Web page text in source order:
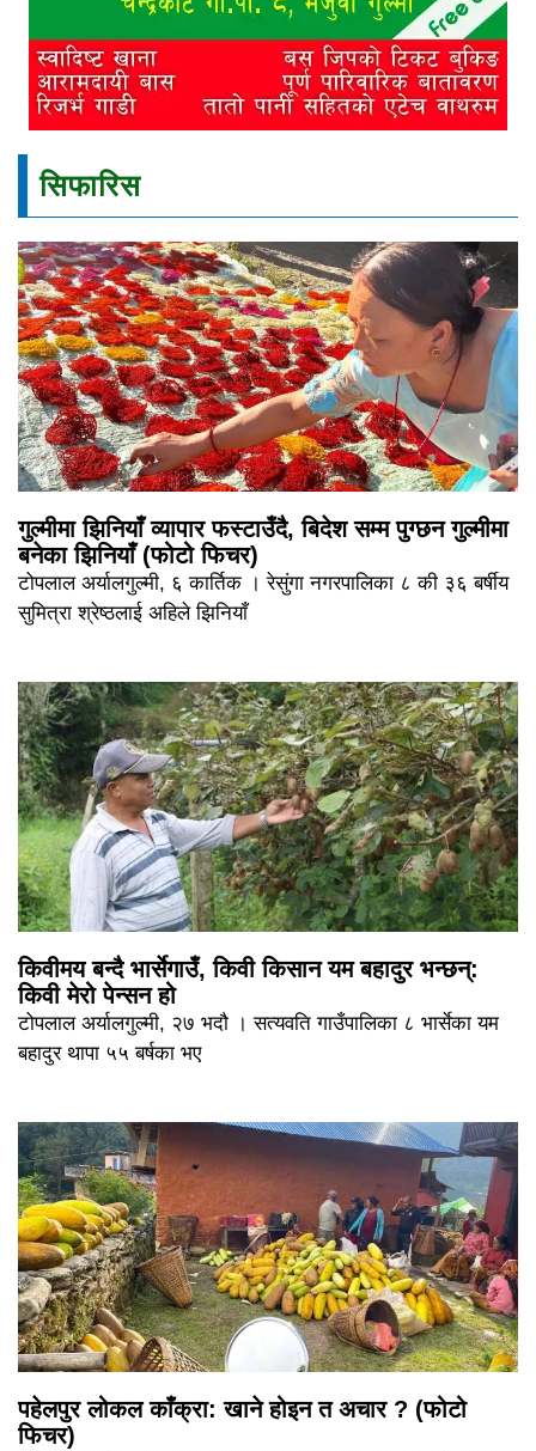
सिफारिस
गुल्मीमा झिनियाँ व्यापार फस्टाउँदै, बिदेश सम्म पुग्छन गुल्मीमा
बनेका झिनियाँ (फोटो फिचर)
टोपलाल अर्यालगुल्मी, ६ कार्तिक । रेसुंगा नगरपालिका ८ की ३६ बर्षीय
सुमित्रा श्रेष्ठलाई अहिले झिनियाँ
किवीमय बन्दै भार्सेगाउँ, किवी किसान यम बहादुर भन्छन्:
किवी मेरो पेन्सन हो
टोपलाल अर्यालगुल्मी, २७ भदौ । सत्यवति गाउँपालिका ८ भार्सेका यम
बहादुर थापा ५५ बर्षका भए
पहेलपुर लोकल काँक्रा: खाने होइन त अचार ? (फोटो
फिचर)